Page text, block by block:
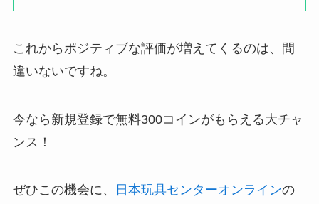
これからポジティブな評価が増えてくるのは、間
違いないですね。
今なら新規登録で無料300コインがもらえる大チャ
ンス！
ぜひこの機会に、 日本玩具センターオンラインの